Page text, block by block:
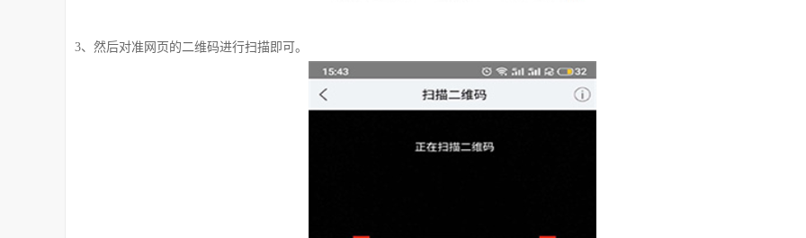
3、然后对准网页的二维码进行扫描即可。